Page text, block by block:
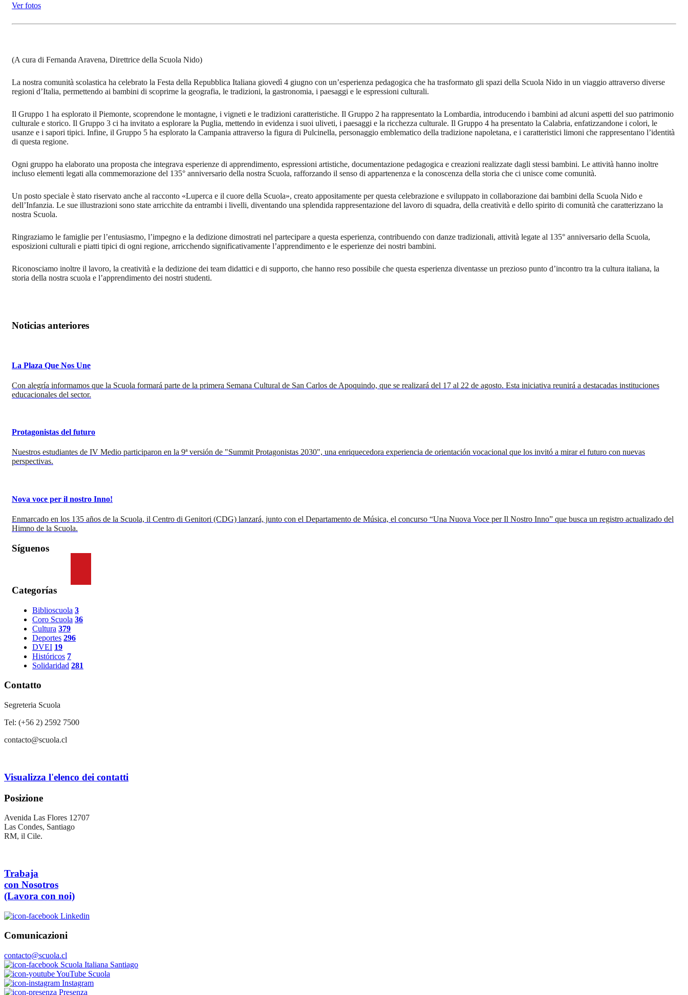
Ver fotos
(A cura di Fernanda Aravena, Direttrice della Scuola Nido)
La nostra comunità scolastica ha celebrato la Festa della Repubblica Italiana giovedì 4 giugno con un’esperienza pedagogica che ha trasformato gli spazi della Scuola Nido in un viaggio attraverso diverse
regioni d’Italia, permettendo ai bambini di scoprirne la geografia, le tradizioni, la gastronomia, i paesaggi e le espressioni culturali.
Il Gruppo 1 ha esplorato il Piemonte, scoprendone le montagne, i vigneti e le tradizioni caratteristiche. Il Gruppo 2 ha rappresentato la Lombardia, introducendo i bambini ad alcuni aspetti del suo patrimonio
culturale e storico. Il Gruppo 3 ci ha invitato a esplorare la Puglia, mettendo in evidenza i suoi uliveti, i paesaggi e la ricchezza culturale. Il Gruppo 4 ha presentato la Calabria, enfatizzandone i colori, le
usanze e i sapori tipici. Infine, il Gruppo 5 ha esplorato la Campania attraverso la figura di Pulcinella, personaggio emblematico della tradizione napoletana, e i caratteristici limoni che rappresentano l’identità
di questa regione.
Ogni gruppo ha elaborato una proposta che integrava esperienze di apprendimento, espressioni artistiche, documentazione pedagogica e creazioni realizzate dagli stessi bambini. Le attività hanno inoltre
incluso elementi legati alla commemorazione del 135° anniversario della nostra Scuola, rafforzando il senso di appartenenza e la conoscenza della storia che ci unisce come comunità.
Un posto speciale è stato riservato anche al racconto «Luperca e il cuore della Scuola», creato appositamente per questa celebrazione e sviluppato in collaborazione dai bambini della Scuola Nido e
dell’Infanzia. Le sue illustrazioni sono state arricchite da entrambi i livelli, diventando una splendida rappresentazione del lavoro di squadra, della creatività e dello spirito di comunità che caratterizzano la
nostra Scuola.
Ringraziamo le famiglie per l’entusiasmo, l’impegno e la dedizione dimostrati nel partecipare a questa esperienza, contribuendo con danze tradizionali, attività legate al 135° anniversario della Scuola,
esposizioni culturali e piatti tipici di ogni regione, arricchendo significativamente l’apprendimento e le esperienze dei nostri bambini.
Riconosciamo inoltre il lavoro, la creatività e la dedizione dei team didattici e di supporto, che hanno reso possibile che questa esperienza diventasse un prezioso punto d’incontro tra la cultura italiana, la
storia della nostra scuola e l’apprendimento dei nostri studenti.
Noticias anteriores
La Plaza Que Nos Une
Con alegría informamos que la Scuola formará parte de la primera Semana Cultural de San Carlos de Apoquindo, que se realizará del 17 al 22 de agosto. Esta iniciativa reunirá a destacadas instituciones
educacionales del sector.
Protagonistas del futuro
Nuestros estudiantes de IV Medio participaron en la 9ª versión de "Summit Protagonistas 2030", una enriquecedora experiencia de orientación vocacional que los invitó a mirar el futuro con nuevas
perspectivas.
Nova voce per il nostro Inno!
Enmarcado en los 135 años de la Scuola, il Centro di Genitori (CDG) lanzará, junto con el Departamento de Música, el concurso “Una Nuova Voce per Il Nostro Inno” que busca un registro actualizado del
Himno de la Scuola.
Síguenos
Categorías
Biblioscuola 3
Coro Scuola 36
Cultura 379
Deportes 296
DVEI 19
Históricos 7
Solidaridad 281
Contatto
Segreteria Scuola
Tel: (+56 2) 2592 7500
contacto@scuola.cl
Visualizza l'elenco dei contatti
Posizione
Avenida Las Flores 12707
Las Condes, Santiago
RM, il Cile.
Trabaja
con Nosotros
(Lavora con noi)
Linkedin
Comunicazioni
contacto@scuola.cl
Scuola Italiana Santiago
YouTube Scuola
Instagram
Presenza